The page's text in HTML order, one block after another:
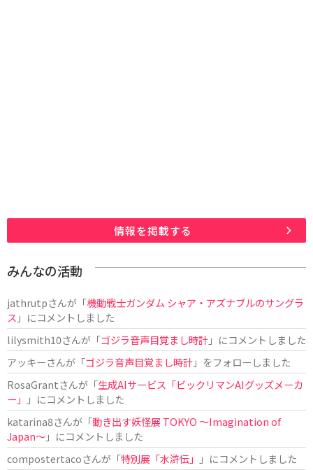
情報を掲載する
みんなの活動
jathrutpさんが「機動戦士ガンダム シャア・アズナブルのサングラ
ス 」にコメントしました
lilysmith10さんが「ゴジラ音声目覚まし時計」にコメントしました
アッキーさんが「ゴジラ音声目覚まし時計」をフォローしました
RosaGrantさんが「生成AIサービス「ビックリマンAIグッズメーカ
ー」
」にコメントしました
katarina8さんが「動き出す妖怪展 TOKYO 〜Imagination of
Japan〜」にコメントしました
compostertacoさんが「特別展「水滸伝」
」にコメントしました